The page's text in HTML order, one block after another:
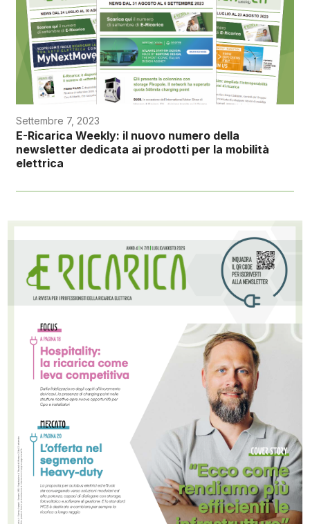
Settembre 7, 2023
E-Ricarica Weekly: il nuovo numero della
newsletter dedicata ai prodotti per la mobilità
elettrica